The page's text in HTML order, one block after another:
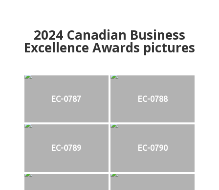
2024Canadian Business
Excellence Awards pictures
EC-0787 EC-0788
EC-0789 EC-0790